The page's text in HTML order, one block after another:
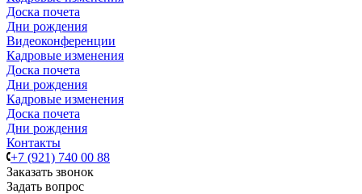
Доска почета
Дни рождения
Видеоконференции
Кадровые изменения
Доска почета
Дни рождения
Кадровые изменения
Доска почета
Дни рождения
Контакты
+7 (921) 740 00 88
Заказать звонок
Задать вопрос